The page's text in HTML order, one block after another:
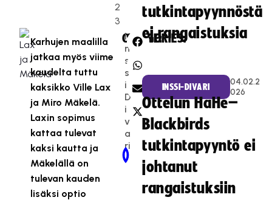
2
3
Karhujen maalilla
jatkaa myös viime
kaudelta tuttu
kaksikko Ville Lax
ja Miro Mäkelä.
Laxin sopimus
kattaa tulevat
kaksi kautta ja
Mäkelällä on
tulevan kauden
lisäksi optio
CATEGORIES:
I
n
s
s
i-
D
i
v
a
ri
SHARE:
Newer Post
tutkintapyynnöstä
ei rangaistuksia
INSSI-DIVARI
04.02.2
026
Ottelun HaHe–
Blackbirds
tutkintapyyntö ei
johtanut
rangaistuksiin